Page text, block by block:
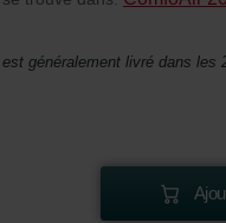
généralement livré dans les